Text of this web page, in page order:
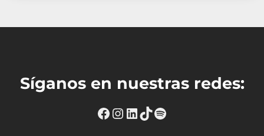
Síganos en nuestras redes:
https://
Instagram
https://
TikTokSpotify